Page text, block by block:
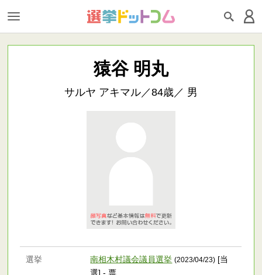
猿谷 明丸
サルヤ アキマル／84歳／ 男
選挙 南相木村議会議員選挙 (2023/04/23) [当
選] - 票